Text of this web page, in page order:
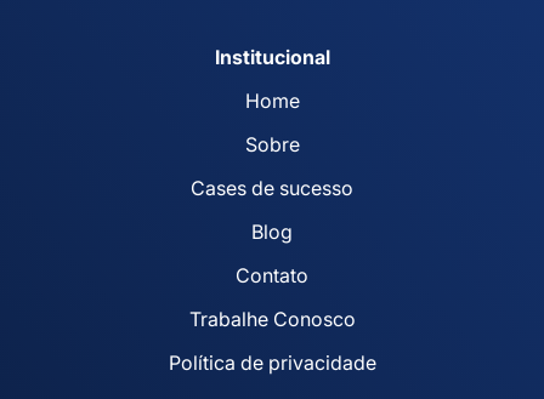
Institucional
Home
Sobre
Cases de sucesso
Blog
Contato
Trabalhe Conosco
Política de privacidade